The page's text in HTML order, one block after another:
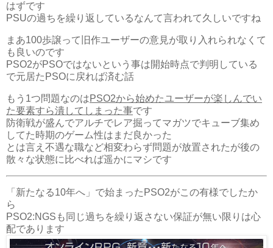
はずです
PSUの過ちを繰り返しているなんて言われて久しいですね
まあ100歩譲って旧作ユーザーの意見が取り入れられなくて
も良いのです
PSO2がPSOではないという事は開始時点で判明している
で元居たPSOに戻れば済む話
もう1つ問題なのはPSO2から始めたユーザーが楽しんでい
た要素すら潰してしまった事です
防衛戦が盛んでアルチでレア掘ってマガツでキューブ集め
してた時期のゲーム性はまだ良かった
とは言え不遇な職など相変わらず問題が放置されたが後の
散々な状態に比べれば遥かにマシです
「新たなる10年へ」で始まったPSO2がこの有様でしたか
ら
PSO2:NGSも同じ過ちを繰り返さない保証が無い限りは心
配であります